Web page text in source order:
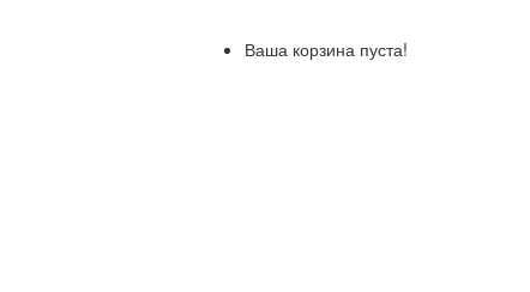
Ваша корзина пуста!